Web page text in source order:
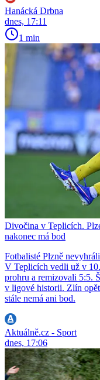
Hanácká Drbna
dnes, 17:11
1 min
Divočina v Teplicích.
nakonec má bod
Fotbalisté Plzně
V Teplicích vedli už v
prohru a remizovali 5:5.
v ligové historii. Zlín
stále nemá ani bod.
Aktuálně.cz - Sport
dnes, 17:06